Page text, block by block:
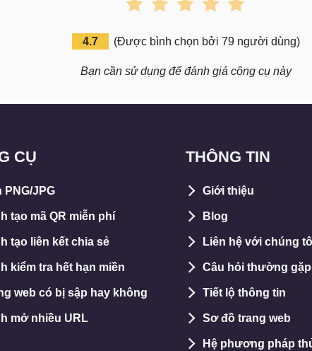
4.7 (Được bình chọn bởi 79người dùng)
Bạn cần sử dụng để đánh giá công cụ này
CỤ
PNG/JPG
tạo mã QR miễn phí
tạo liên kết chia sẻ
kiểm tra hết hạn miền
web có bị sập hay không
mở nhiều URL
THÔNG TIN
Giới thiệu
Blog
Liên hệ với chúng
Câu hỏi thường gặp
Tiết lộ thông tin
Sơ đồ trang web
Hệ phương pháp